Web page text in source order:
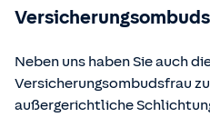
eingesehen und abgerufen
Neben uns haben Sie auch
Versicherungsombudsfrau
außergerichtliche